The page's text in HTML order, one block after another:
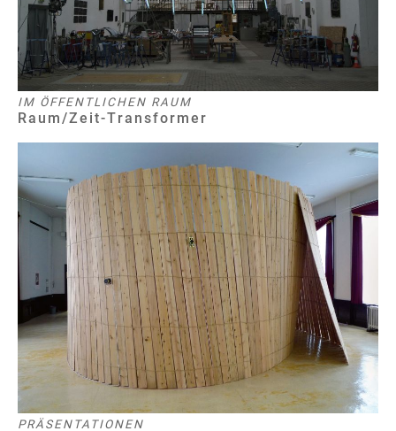
IM ÖFFENTLICHEN RAUM
Raum/Zeit-Transformer
PRÄSENTATIONEN